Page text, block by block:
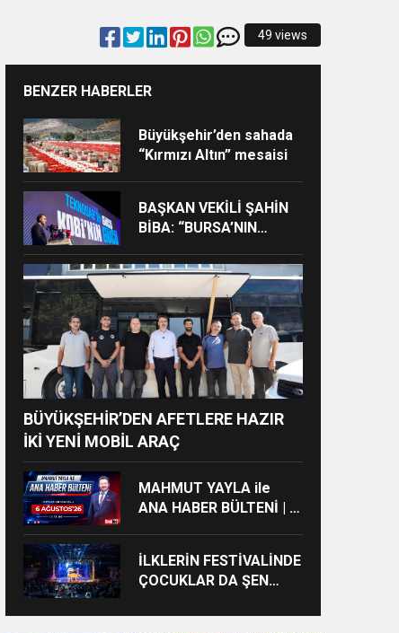
49 views
BENZER HABERLER
Büyükşehir’den sahada
“Kırmızı Altın” mesaisi
BAŞKAN VEKİLİ ŞAHİN
BİBA: “BURSA’NIN
BİR ANLAYIŞLA
PLANLIYORUZ”
BÜYÜKŞEHİR’DEN AFETLERE HAZIR
İKİ YENİ MOBİL ARAÇ
MAHMUT YAYLA ile
ANA HABER BÜLTENİ | 6
İLKLERİN FESTİVALİNDE
ÇOCUKLAR DA ŞEN